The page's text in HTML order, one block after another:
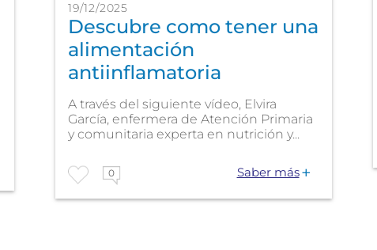
19/12/2025
Descubre como tener una
alimentación
antiinflamatoria
A través del siguiente vídeo, Elvira
García, enfermera de Atención Primaria
y comunitaria experta en nutrición y...
0 Saber más